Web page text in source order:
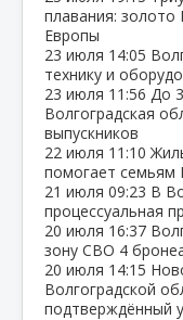
плавания: золото
Европы
23 июля 14:05
технику и
23 июля 11:56 До
Волгоградская
выпускников
22 июля 11:10
помогает семьям
21 июля 09:23 В
процессуальная
20 июля 16:37
зону СВО 4
20 июля 14:15
Волгоградской
подтверждённый